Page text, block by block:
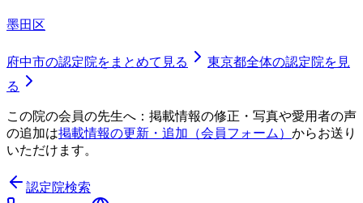
墨田区
府中市の認定院をまとめて見る 東京都全体の認定院を見
る
この院の会員の先生へ：掲載情報の修正・写真や愛用者の声
の追加は掲載情報の更新・追加（会員フォーム） からお送り
いただけます。
認定院検索